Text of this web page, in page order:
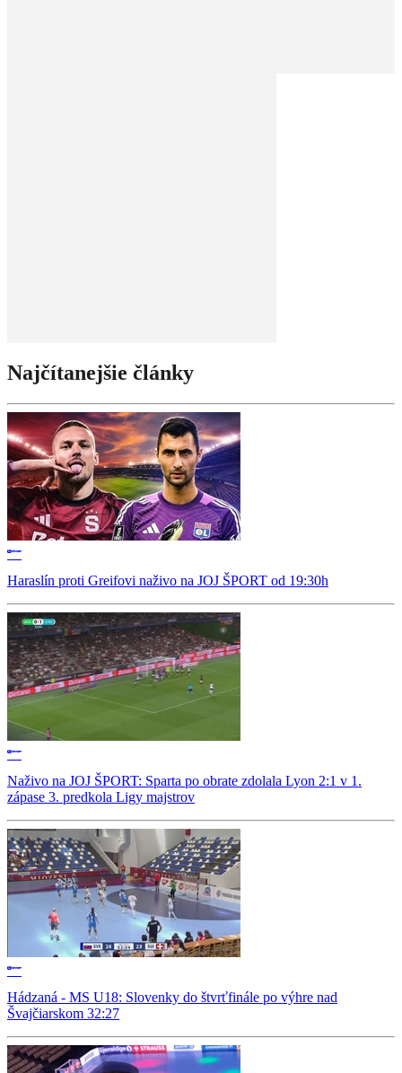
Najčítanejšie články
Haraslín proti Greifovi naživo na JOJ ŠPORT od 19:30h
Naživo na JOJ ŠPORT: Sparta po obrate zdolala Lyon 2:1 v 1.
zápase 3. predkola Ligy majstrov
Hádzaná - MS U18: Slovenky do štvrťfinále po výhre nad
Švajčiarskom 32:27